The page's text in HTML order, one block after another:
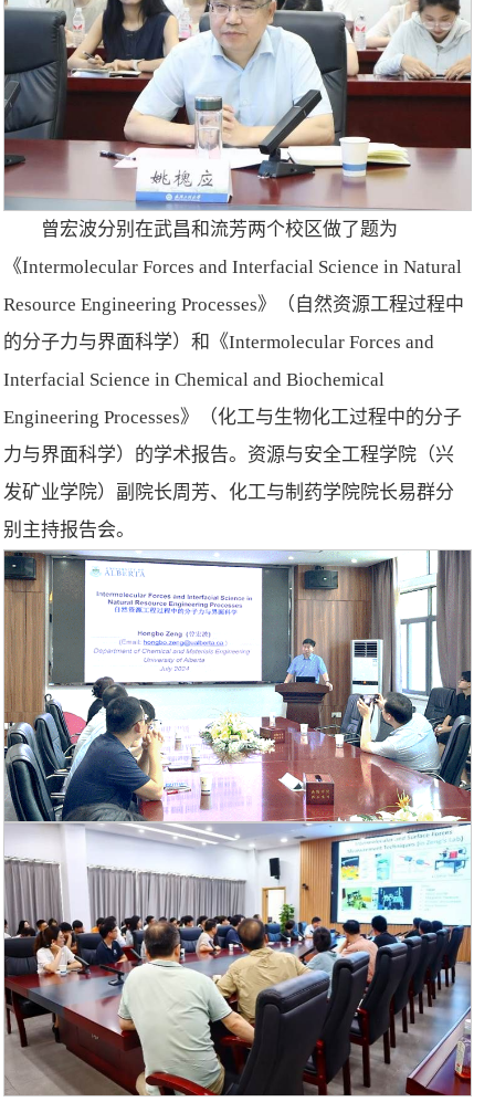
曾宏波分别在武昌和流芳两个校区做了题为
《Intermolecular Forces and Interfacial Science in Natural
Resource Engineering Processes》（自然资源工程过程中
的分子力与界面科学）和《Intermolecular Forces and
Interfacial Science in Chemical and Biochemical
Engineering Processes》（化工与生物化工过程中的分子
力与界面科学）的学术报告。资源与安全工程学院（兴
发矿业学院）副院长周芳、化工与制药学院院长易群分
别主持报告会。